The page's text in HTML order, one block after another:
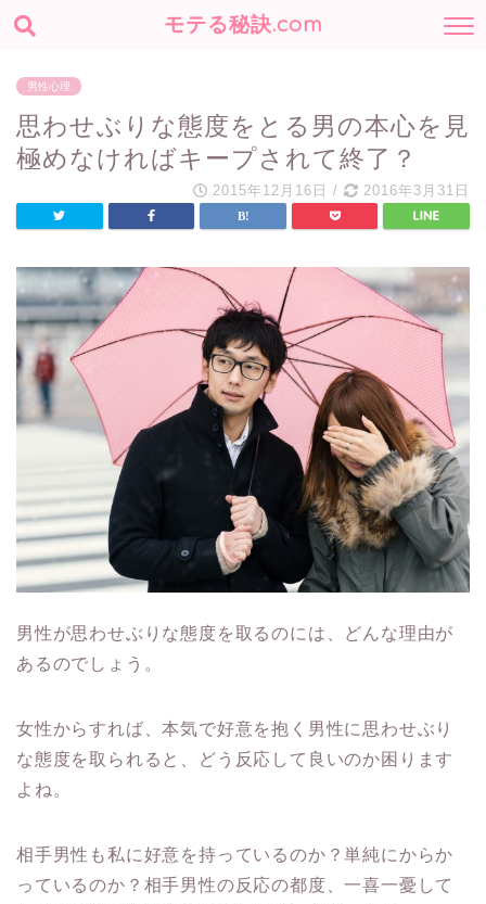
モテる秘訣.com
男性心理
思わせぶりな態度をとる男の本心を見
極めなければキープされて終了？
2015年12月16日 / 2016年3月31日
男性が思わせぶりな態度を取るのには、 どんな理由が
あるのでしょう。
女性からすれば、本気で好意を抱く男性に思わせぶり
な態度を取られると、
どう反応して良いのか困ります
よね。
相手男性も私に好意を持っているのか？単純にからか
っているのか？相手男性の反応の都度、一喜一憂して